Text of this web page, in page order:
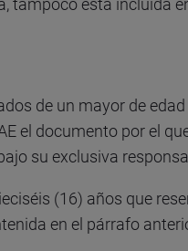
tampoco está incluida
de un mayor de
el documento por el
su exclusiva
(16) años que
en el párrafo